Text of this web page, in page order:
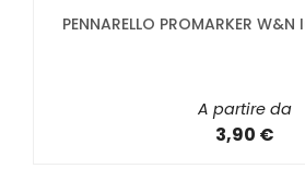
PENNARELLO PROMARKER
A partire da
3,90 €